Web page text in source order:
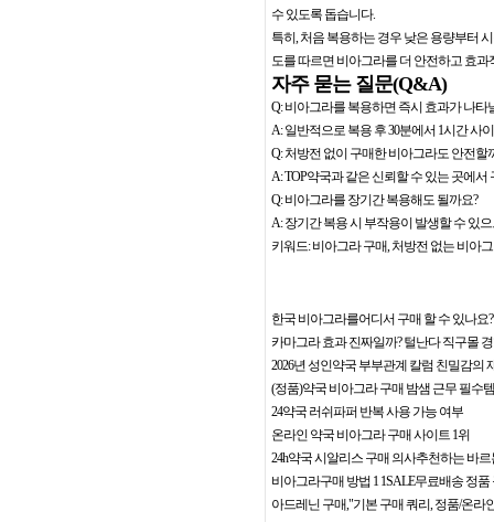
수 있도록 돕습니다.
특히, 처음 복용하는 경우 낮은 용량부터
도를 따르면 비아그라를 더 안전하고 효과
자주 묻는 질문(Q&A)
Q: 비아그라를 복용하면 즉시 효과가 나타
A: 일반적으로 복용 후 30분에서 1시간 사
Q: 처방전 없이 구매한 비아그라도 안전할
A: TOP약국과 같은 신뢰할 수 있는 곳에
Q: 비아그라를 장기간 복용해도 될까요?
A: 장기간 복용 시 부작용이 발생할 수 있
키워드: 비아그라 구매, 처방전 없는 비아
한국 비아그라를어디서 구매 할 수 있나
카마그라 효과 진짜일까? 털난다 직구몰
2026년 성인약국 부부관계 칼럼 친밀감의
(정품)약국 비아그라 구매 밤샘 근무 필수템
24약국 러쉬파퍼 반복 사용 가능 여부
온라인 약국 비아그라 구매 사이트 1위
24h약국 시알리스 구매 의사추천하는 바
비아그라구매 방법 1 1SALE무료배송 정품
아드레닌 구매,"기본 구매 쿼리, 정품/온라